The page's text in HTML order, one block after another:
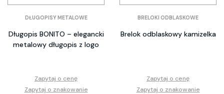
DŁUGOPISY METALOWE
Długopis BONITO – elegancki
metalowy długopis z logo
Zapytaj o cenę
Zapytaj o znakowanie
BRELOKI ODBLASKOWE
Brelok odblaskowy kamizelka
Zapytaj o cenę
Zapytaj o znakowanie